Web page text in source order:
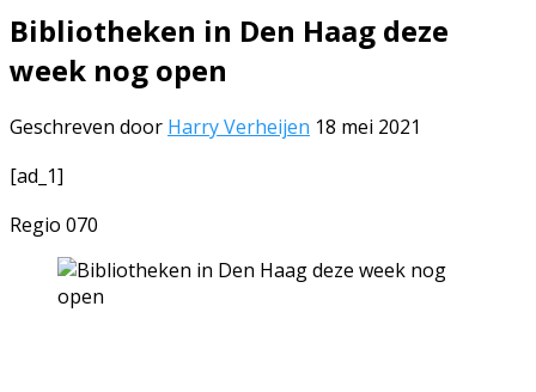
Bibliotheken in Den Haag deze
week nog open
Geschreven door Harry Verheijen 18 mei 2021
[ad_1]
Regio 070